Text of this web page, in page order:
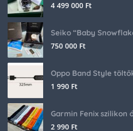
4 499 000 Ft
750 000 Ft
Oppo Band Style
1 990 Ft
Garmin Fenix szilikon
2 990 Ft